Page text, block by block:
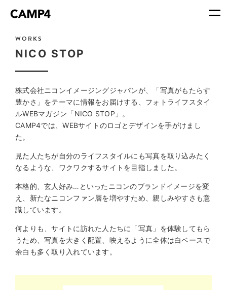
WORKS
NICO STOP
株式会社ニコンイメージングジャパンが、「写真がもたらす
豊かさ」をテーマに情報をお届けする、フォトライフスタイ
ルWEBマガジン「NICO STOP」。
CAMP4では、WEBサイトのロゴとデザインを手がけまし
た。
見た人たちが自分のライフスタイルにも写真を取り込みたく
なるような、ワクワクするサイトを目指しました。
本格的、玄人好み…といったニコンのブランドイメージを変
え、新たなニコンファン層を増やすため、親しみやすさも意
識しています。
何よりも、サイトに訪れた人たちに「写真」を体験してもら
うため、写真を大きく配置、映えるように全体は白ベースで
余白も多く取り入れています。